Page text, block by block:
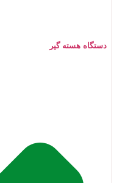
دستگاه هسته گیر